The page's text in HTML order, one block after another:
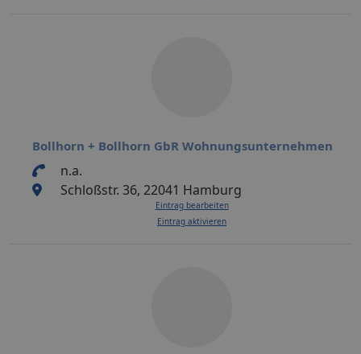
Bollhorn + Bollhorn GbR Wohnungsunternehmen
n.a.
Schloßstr. 36, 22041 Hamburg
Eintrag bearbeiten
Eintrag aktivieren